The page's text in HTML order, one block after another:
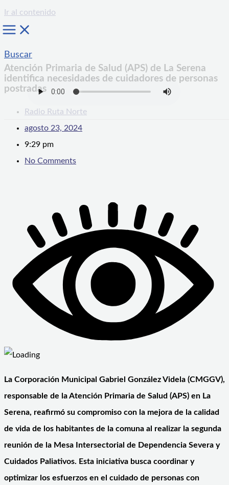
Ir al contenido
Buscar
Atención Primaria de Salud (APS) de La Serena
identifica necesidades de cuidadores de personas
postradas
Radio Ruta Norte
agosto 23, 2024
9:29 pm
No Comments
La Corporación Municipal Gabriel González Videla (CMGGV),
responsable de la Atención Primaria de Salud (APS) en La
Serena, reafirmó su compromiso con la mejora de la calidad
de vida de los habitantes de la comuna al realizar la segunda
reunión de la Mesa Intersectorial de Dependencia Severa y
Cuidados Paliativos. Esta iniciativa busca coordinar y
optimizar los esfuerzos en el cuidado de personas con